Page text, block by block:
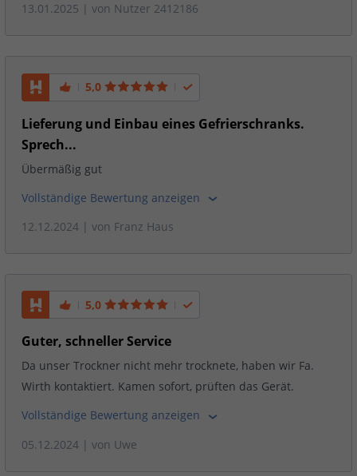
13.01.2025 | von Nutzer 2412186
5,0
Lieferung und Einbau eines Gefrierschranks.
Sprech...
Übermäßig gut
Vollständige Bewertung anzeigen
12.12.2024 | von Franz Haus
5,0
Guter, schneller Service
Da unser Trockner nicht mehr trocknete, haben wir Fa.
Wirth kontaktiert. Kamen sofort, prüften das Gerät.
Vollständige Bewertung anzeigen
05.12.2024 | von Uwe